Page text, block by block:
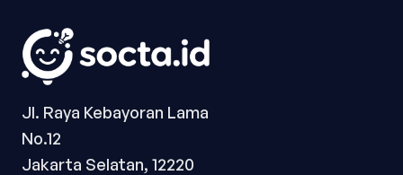
Jl. Raya Kebayoran Lama
No.12
Jakarta Selatan, 12220